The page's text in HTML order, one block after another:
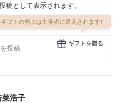
稿として表示されます。
フトの売上は主催者に還元されます!
ギフトを贈る
菜浩子